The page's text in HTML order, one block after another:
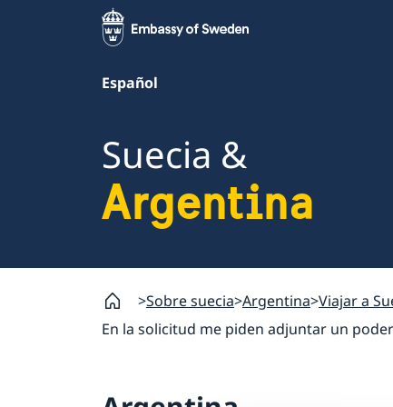
Español
Suecia &
Argentina
Sobre suecia Argentina Viajar a
En la solicitud me piden adjuntar un